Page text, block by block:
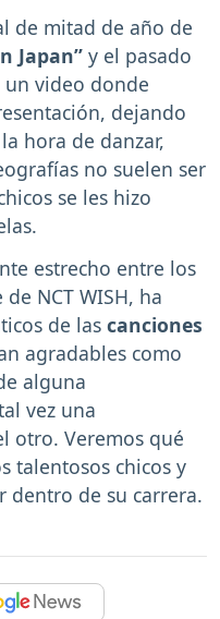
de mitad de año de
Japan” y el pasado
un video donde
dejando
hora de danzar,
no suelen ser
se les hizo
estrecho entre los
NCT WISH, ha
de las canciones
agradables como
alguna
vez una
otro. Veremos qué
talentosos chicos y
dentro de su carrera.